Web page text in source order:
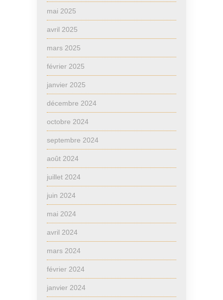
mai 2025
avril 2025
mars 2025
février 2025
janvier 2025
décembre 2024
octobre 2024
septembre 2024
août 2024
juillet 2024
juin 2024
mai 2024
avril 2024
mars 2024
février 2024
janvier 2024